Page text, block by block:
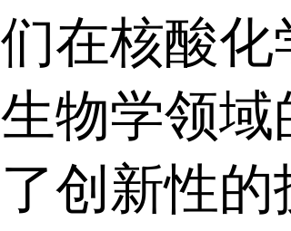
们在核酸
生物学领
了创新性